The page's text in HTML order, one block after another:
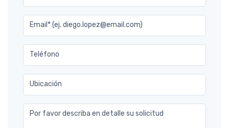
Email* (ej. diego.lopez@email.com)
Teléfono
Ubicación
Por favor describa en detalle su solicitud